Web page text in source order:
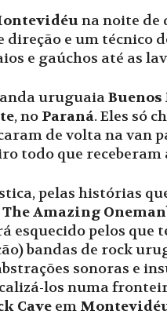
na noite de
direção e um técnico
e gaúchos até as
uruguaiaBuenos
, no Paraná. Eles só
de volta na van
todo que
pelas histórias
The Amazing
esquecido pelos que
bandas de rock
sonoras e
los numa
Cave em